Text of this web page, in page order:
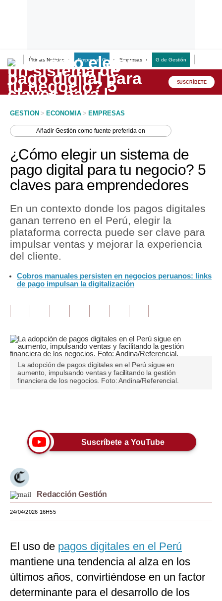
Últimas Noticias Empresas G Empresas G de Gestión
Lo último
Peru Quiosco
Economía
Mercados
Política
Tu Dinero
Finanzas Personales
Inmobiliarias
Opinión
Editorial
Blogs
Viajes
Estilos
Mundo
España
Internacional
Tecnología
SUSCRÍBETE
GESTION > ECONOMIA > EMPRESAS
AñadirGestión como fuente preferida en
¿Cómo elegir un sistema de
pago digital para tu negocio? 5
claves para emprendedores
En un contexto donde los pagos digitales
ganan terreno en el Perú, elegir la
plataforma correcta puede ser clave para
impulsar ventas y mejorar la experiencia
del cliente.
Cobros manuales persisten en negocios peruanos: links
de pago impulsan la digitalización
La adopción de pagos digitales en el Perú sigue en
aumento, impulsando ventas y facilitando la gestión
financiera de los negocios. Foto: Andina/Referencial.
Suscríbete a YouTube
Redacción Gestión
24/04/2026 16H55
El uso de pagos digitales en el Perú
mantiene una tendencia al alza en los
últimos años, convirtiéndose en un factor
determinante para el desarrollo de los